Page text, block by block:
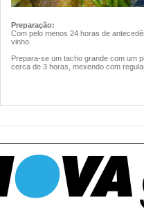
Preparação:
Com pelo menos 24 horas de
vinho.
Prepara-se um tacho grande com um
cerca de 3 horas, mexendo com